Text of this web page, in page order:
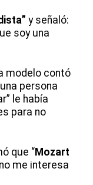
y señaló:
soy una
modelo contó
persona
le había
para no
que “Mozart
me interesa